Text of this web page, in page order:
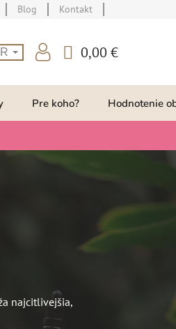
Blog Kontakt
KOŠÍK
0,00 €
Pre koho? Hodnotenie
najcitlivejšia,